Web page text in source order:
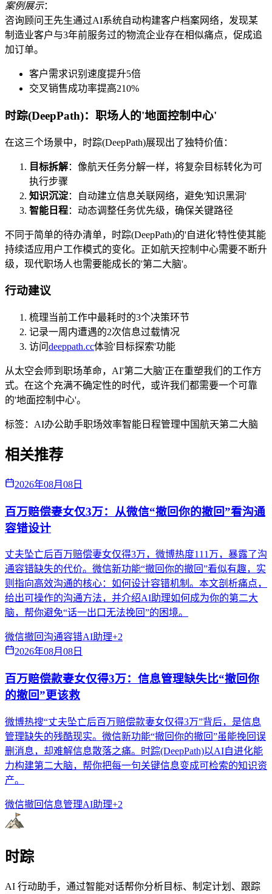
案例展示：
咨询顾问王先生通过AI系统自动构建客户档案网络，发现某
制造业客户与3年前服务过的物流企业存在相似痛点，促成追
加订单。
客户需求识别速度提升5倍
交叉销售成功率提高210%
时踪(DeepPath)：职场人的'地面控制中心'
在这三个场景中，时踪(DeepPath)展现出了独特价值：
目标拆解：像航天任务分解一样，将复杂目标转化为可
执行步骤
知识沉淀：自动建立信息关联网络，避免'知识黑洞'
智能日程：动态调整任务优先级，确保关键路径
不同于简单的待办清单，时踪(DeepPath)的'自进化'特性使其能
持续适应用户工作模式的变化。正如航天控制中心需要不断升
级，现代职场人也需要能成长的'第二大脑'。
行动建议
梳理当前工作中最耗时的3个决策环节
记录一周内遭遇的2次信息过载情况
访问deeppath.cc体验'目标探索'功能
从太空会师到职场革命，AI'第二大脑'正在重塑我们的工作方
式。在这个充满不确定性的时代，或许我们都需要一个可靠
的'地面控制中心'。
标签： AI办公助手职场效率智能日程管理中国航天第二大脑
相关推荐
2026年08月08日
百万赔偿妻女仅3万：从微信“撤回你的撤回”看沟通
容错设计
丈夫坠亡后百万赔偿妻女仅得3万，微博热度111万，暴露了沟
通容错缺失的代价。微信新功能“撤回你的撤回”看似有趣，实
则指向高效沟通的核心：如何设计容错机制。本文剖析痛点，
给出可操作的沟通方法，并介绍AI助理如何成为你的第二大
脑，帮你避免“话一出口无法挽回”的困境。
微信撤回沟通容错AI助理+2
2026年08月08日
百万赔偿款妻女仅得3万：信息管理缺失比“撤回你
的撤回”更该救
微博热搜“丈夫坠亡后百万赔偿款妻女仅得3万”背后，是信息
管理缺失的残酷现实。微信新功能“撤回你的撤回”虽能挽回误
删消息，却难解信息散落之痛。时踪(DeepPath)以AI自进化能
力构建第二大脑，帮你把每一句关键信息变成可检索的知识资
产。
微信撤回信息管理AI助理+2
时踪
AI 行动助手，通过智能对话帮你分析目标、制定计划、跟踪